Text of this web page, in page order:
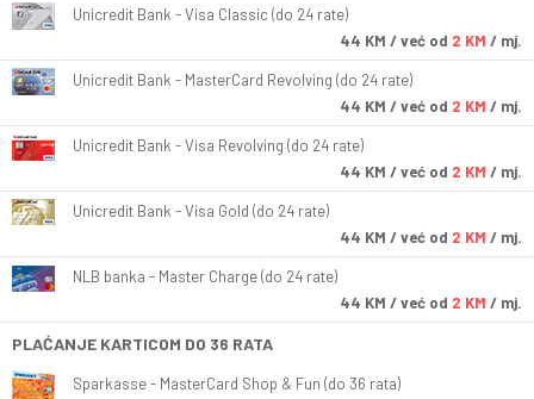
Unicredit Bank - Visa Classic (do 24 rate)
44 KM / već od 2 KM / mj.
Unicredit Bank - MasterCard Revolving (do 24 rate)
44 KM / već od 2 KM / mj.
Unicredit Bank - Visa Revolving (do 24 rate)
44 KM / već od 2 KM / mj.
Unicredit Bank - Visa Gold (do 24 rate)
44 KM / već od 2 KM / mj.
NLB banka - Master Charge (do 24 rate)
44 KM / već od 2 KM / mj.
PLAĆANJE KARTICOM DO 36 RATA
Sparkasse - MasterCard Shop & Fun (do 36 rata)